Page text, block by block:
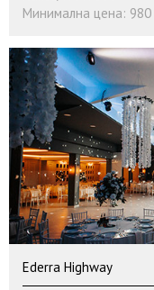
Минимална цена:
Ederra Highway